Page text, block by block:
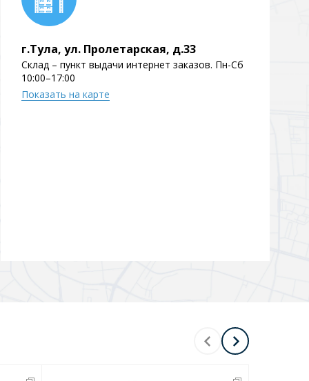
г.Тула, ул. Пролетарская, д.33
Склад – пункт выдачи интернет заказов. Пн-Сб
10:00–17:00
Показать на карте